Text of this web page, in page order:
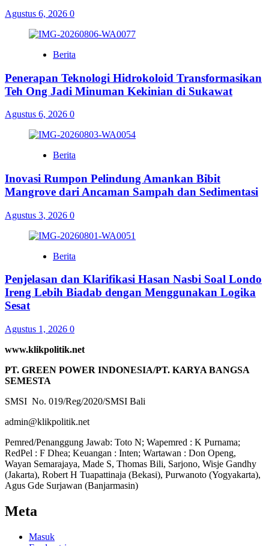
Agustus 6, 2026 0
Berita
Penerapan Teknologi Hidrokoloid Transformasikan
Teh Ong Jadi Minuman Kekinian di Sukawat
Agustus 6, 2026 0
Berita
Inovasi Rumpon Pelindung Amankan Bibit
Mangrove dari Ancaman Sampah dan Sedimentasi
Agustus 3, 2026 0
Berita
Penjelasan dan Klarifikasi Hasan Nasbi Soal Londo
Ireng Lebih Biadab dengan Menggunakan Logika
Sesat
Agustus 1, 2026 0
www.klikpolitik.net
PT. GREEN POWER INDONESIA/PT. KARYA BANGSA
SEMESTA
SMSI No. 019/Reg/2020/SMSI Bali
admin@klikpolitik.net
Pemred/Penanggung Jawab: Toto N; Wapemred : K Purnama;
RedPel : F Dhea; Keuangan : Inten; Wartawan : Don Openg,
Wayan Semarajaya, Made S, Thomas Bili, Sarjono, Wisje Gandhy
(Jakarta), Robert H Tuapattinaja (Bekasi), Purwanoto (Yogyakarta),
Agus Gde Surjawan (Banjarmasin)
Meta
Masuk